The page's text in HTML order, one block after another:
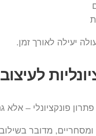
יעילה לאורך זמן.
לעיצוב
פונקציונלי –
מדובר